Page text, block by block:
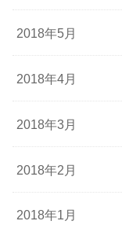
2018年5月
2018年4月
2018年3月
2018年2月
2018年1月